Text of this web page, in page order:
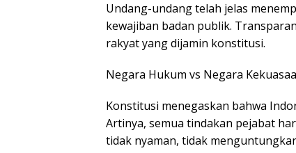
Undang-undang telah jelas
kewajiban badan publik.
rakyat yang dijamin konstitusi.
Negara Hukum vs Negara
Konstitusi menegaskan bahwa
Artinya, semua tindakan pejabat
tidak nyaman, tidak